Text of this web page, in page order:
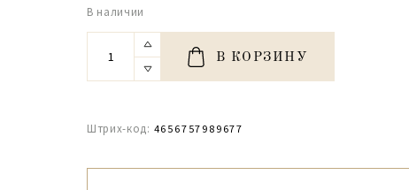
В наличии
В КОРЗИНУ
Штрих-код: 4656757989677